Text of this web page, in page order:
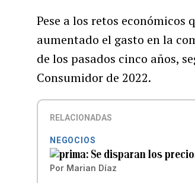
Pese a los retos
aumentado el gasto en la
de los pasados cinco años,
Consumidor de 2022.
RELACIONADAS
NEGOCIOS
Se disparan los
Por Marian Díaz